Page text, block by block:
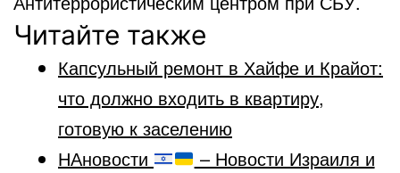
Читайте также
Капсульный ремонт в Хайфе и Крайот:
что должно входить в квартиру,
готовую к заселению
НАновости
– Новости Израиля и